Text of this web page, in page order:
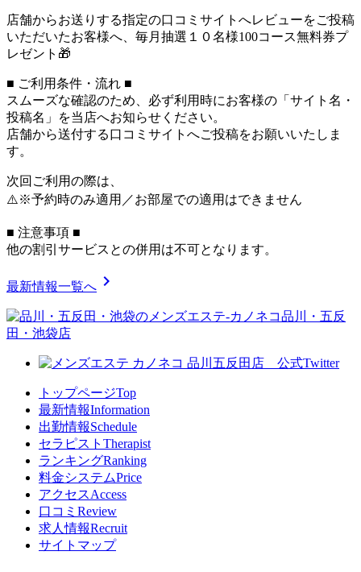
店舗からお送りする指定の口コミサイトへレビューをご投稿
いただいたお客様へ、毎月抽選１０名様100コース無料券プ
レゼント🎁
■ ご利用条件・流れ ■
スムーズな確認のため、必ず利用時にお客様の「サイト名・
投稿名」を当店へお知らせください。
店舗から送付する口コミサイトへご投稿をお願いいたしま
す。
次回ご利用の際は、
⚠️※予約時のみ適用／お部屋での適用はできません
■ 注意事項 ■
他の割引サービスとの併用は不可となります。
最新情報一覧へ chevron_right
トップページTop
最新情報Information
出勤情報Schedule
セラピスト Therapist
ランキングRanking
料金システムPrice
アクセスAccess
口コミ Review
求人情報Recruit
サイトマップ